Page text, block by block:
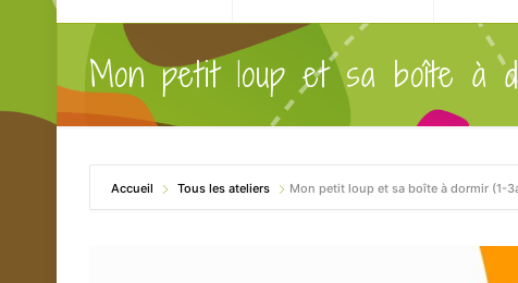
Mon petit loup et sa boîte à
Accueil Tous les ateliers Mon petit loup et sa boîte à dormir (1-